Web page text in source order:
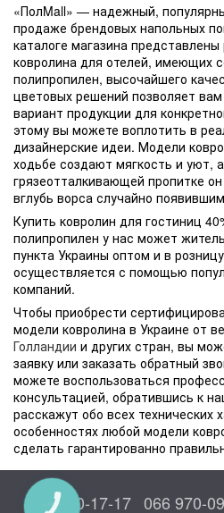
«ПолMall» — надежный,
продаже брендовых напольных
каталоге магазина
ковролина для отелей, имеющих
полипропилен, высочайшего
цветовых решений позволяет
вариант продукции для
этому вы можете воплотить в
дизайнерские идеи. Модели
ходьбе создают мягкость и уют,
грязеотталкивающей пропитке
вглубь ворса случайно
Купить ковролин для гостиниц
полипропилен у нас может
пункта Украины оптом и в
осуществляется с помощью
компаний.
Чтобы приобрести
модели ковролина в Украине от
Голландии и других стран, вы
заявку или заказать обратный
можете воспользоваться
консультацией, обратившись к
расскажут обо всех технических
особенностях любой модели
сделать гарантированно
044 300-17-17 066 970-
КНОПКА
СВЯЗИ